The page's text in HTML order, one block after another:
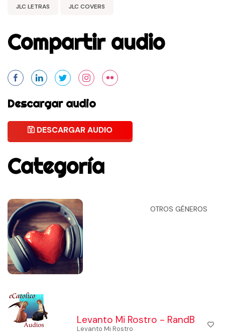
Levanto Mi Rostro
Levanto Mi Rostro - RandB
JLC LETRAS JLC COVERS
Compartir audio
Descargar audio
DESCARGAR AUDIO
Categoría
OTROS GÉNEROS